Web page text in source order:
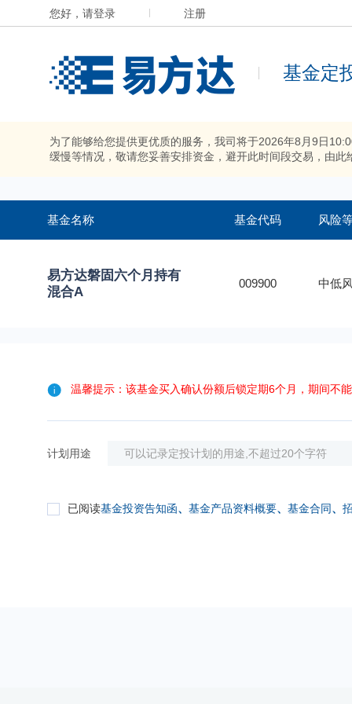
您好，请登录 注册
基金定
为了能够给您提供更优质的服务，我司将于2026年8月9日
缓慢等情况，敬请您妥善安排资金，避开此时间段交易，由此
基金名称 基金代码 风险
易方达磐固六个月持有
混合A
009900 中低
温馨提示：该基金买入确认份额后锁定期6个月，期间不
计划用途
已阅读基金投资告知函、 基金产品资料概要、 基金合同、